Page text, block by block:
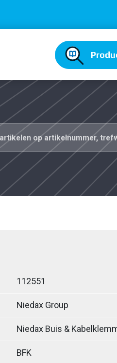
112551
Niedax Group
Niedax Buis &
BFK